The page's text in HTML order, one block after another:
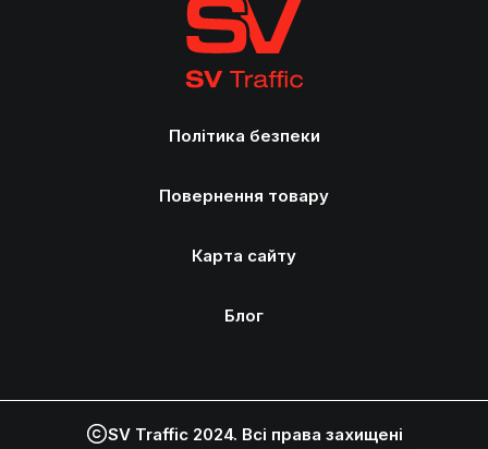
Політика безпеки
Повернення товару
Карта сайту
Блог
SV Traffic 2024. Всі права захищені